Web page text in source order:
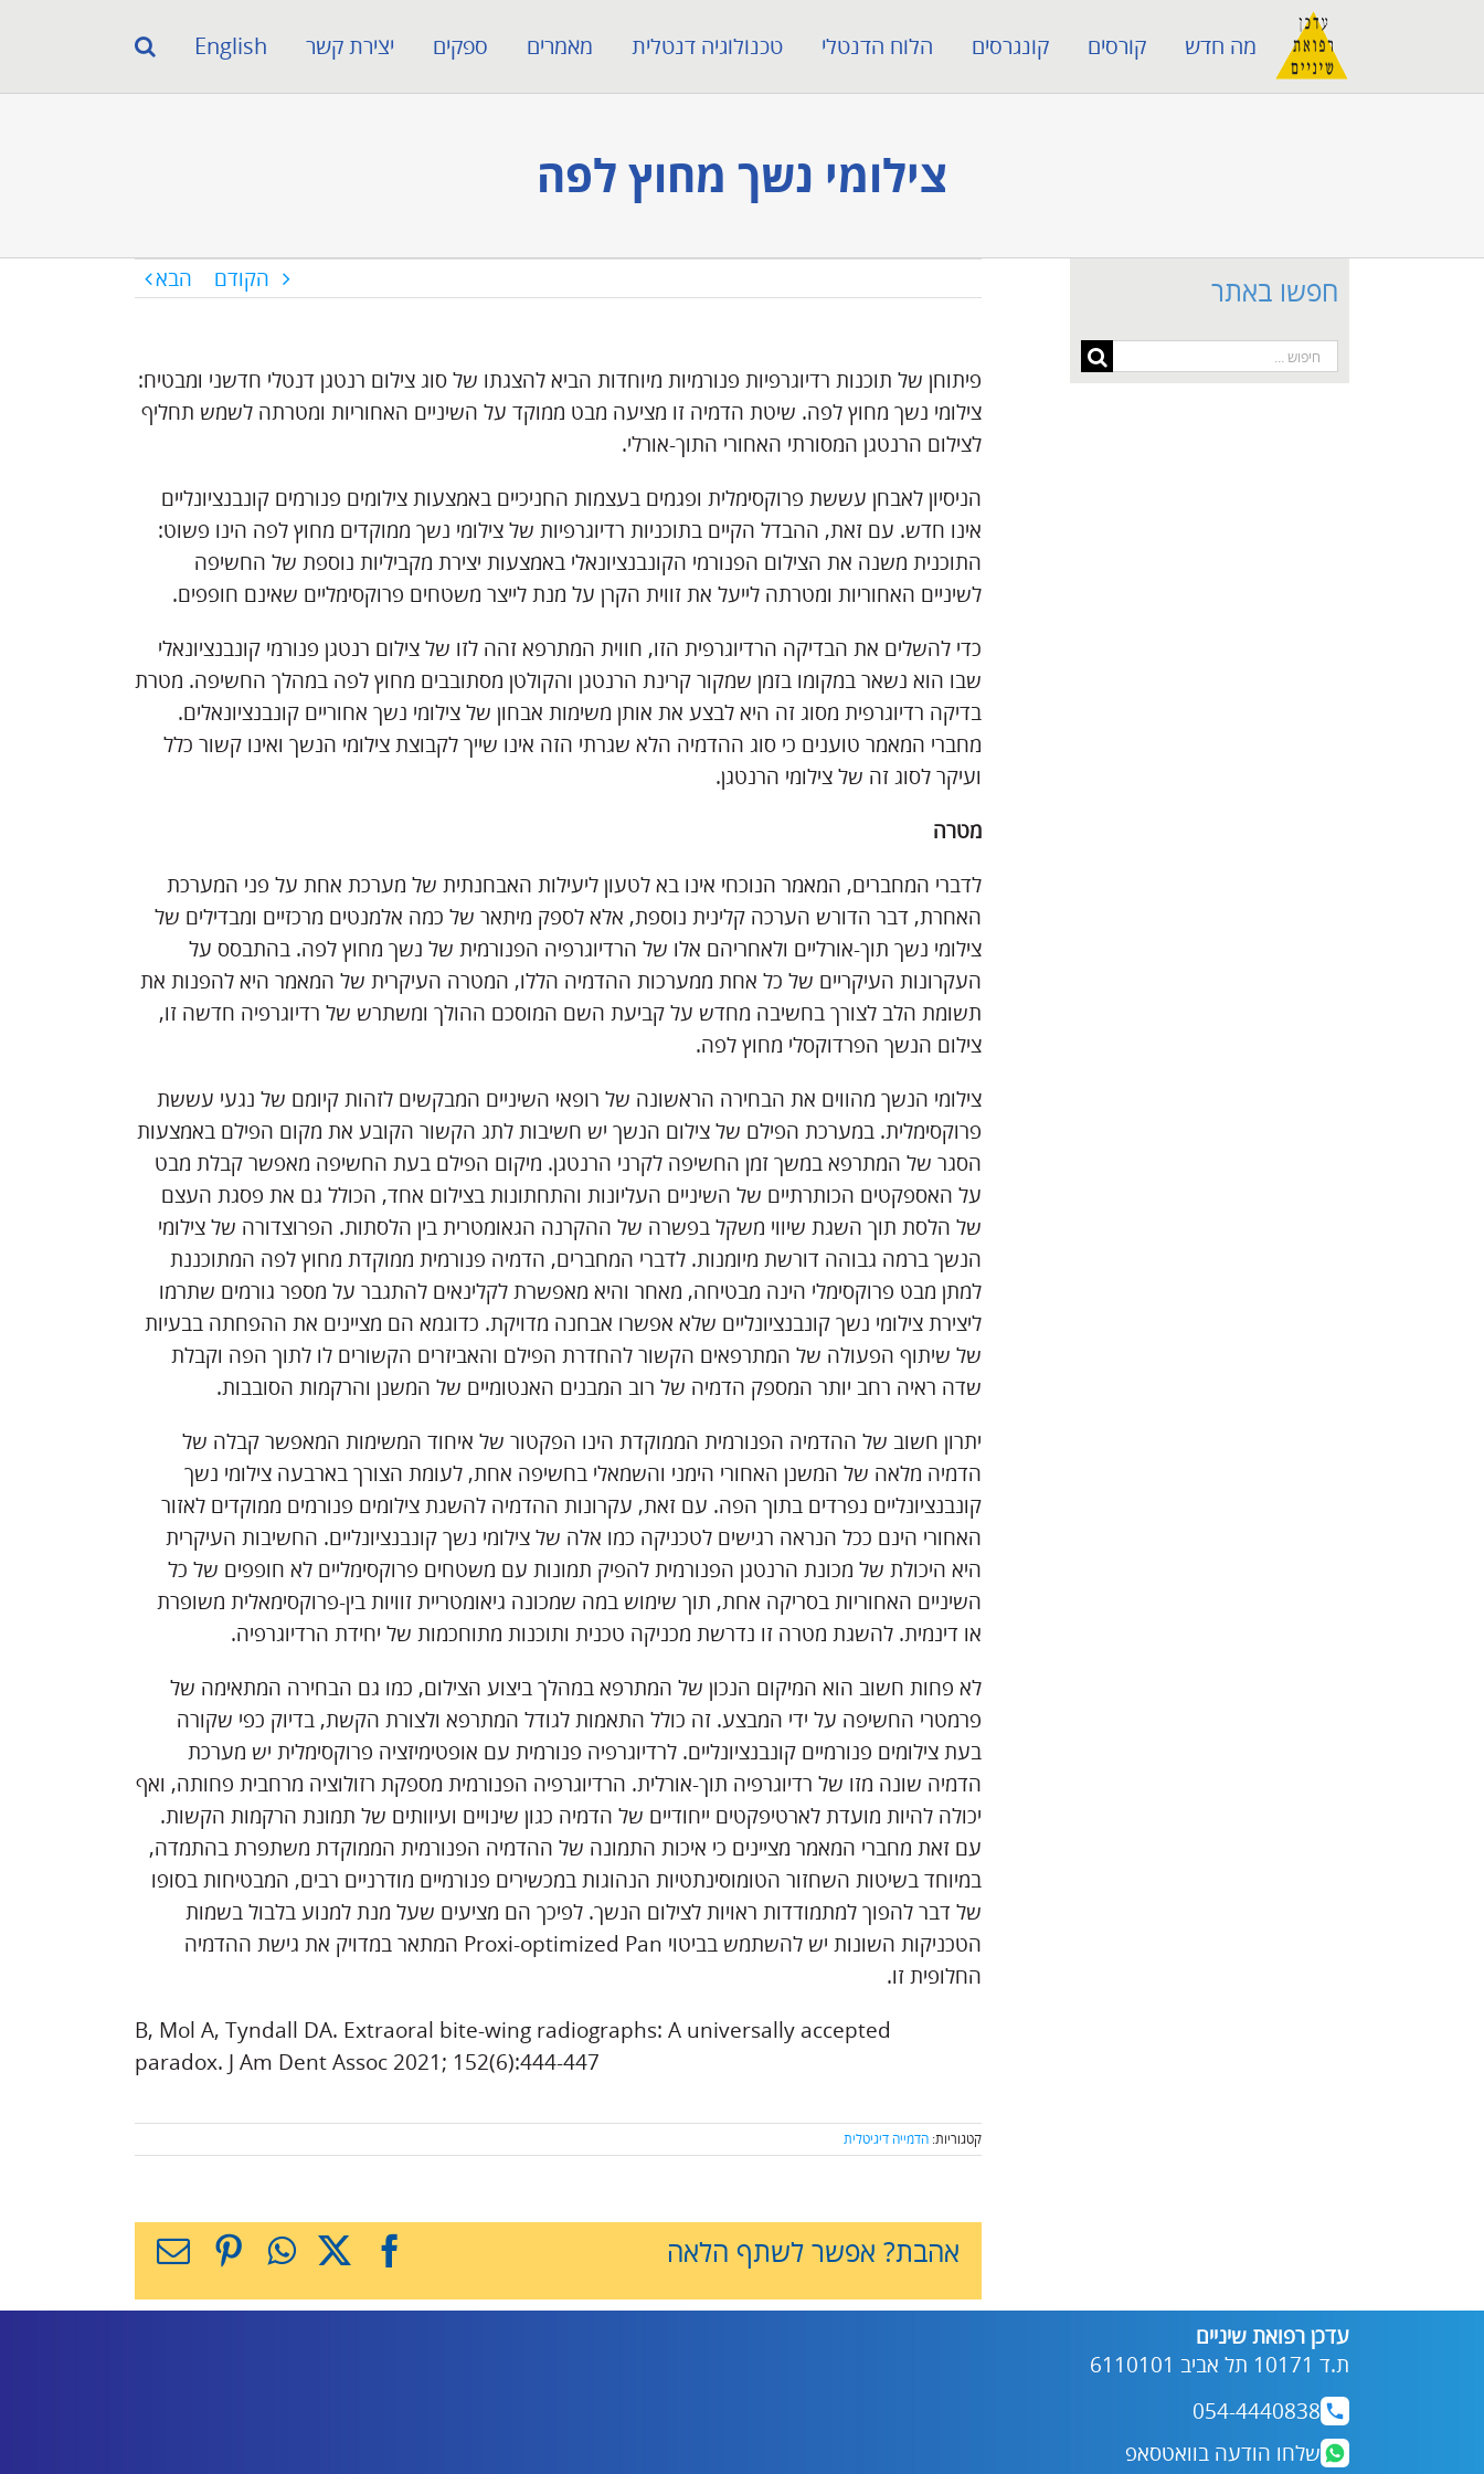
מה חדש קורסים קונגרסים הלוח הדנטלי טכנולוגיה דנטלית מאמרים ספקים יצירת קשר English
צילומי נשך מחוץ לפה
הקודם הבא
פיתוחן של תוכנות רדיוגרפיות פנורמיות מיוחדות הביא להצגתו של סוג צילום רנטגן דנטלי חדשני ומבטיח:
צילומי נשך מחוץ לפה. שיטת הדמיה זו מציעה מבט ממוקד על השיניים האחוריות ומטרתה לשמש תחליף
לצילום הרנטגן המסורתי האחורי התוך-אורלי.
הניסיון לאבחן עששת פרוקסימלית ופגמים בעצמות החניכיים באמצעות צילומים פנורמים קונבנציונליים
אינו חדש. עם זאת, ההבדל הקיים בתוכניות רדיוגרפיות של צילומי נשך ממוקדים מחוץ לפה הינו פשוט:
התוכנית משנה את הצילום הפנורמי הקונבנציונאלי באמצעות יצירת מקביליות נוספת של החשיפה
לשיניים האחוריות ומטרתה לייעל את זווית הקרן על מנת לייצר משטחים פרוקסימליים שאינם חופפים.
כדי להשלים את הבדיקה הרדיוגרפית הזו, חווית המתרפא זהה לזו של צילום רנטגן פנורמי קונבנציונאלי
שבו הוא נשאר במקומו בזמן שמקור קרינת הרנטגן והקולטן מסתובבים מחוץ לפה במהלך החשיפה. מטרת
בדיקה רדיוגרפית מסוג זה היא לבצע את אותן משימות אבחון של צילומי נשך אחוריים קונבנציונאלים.
מחברי המאמר טוענים כי סוג ההדמיה הלא שגרתי הזה אינו שייך לקבוצת צילומי הנשך ואינו קשור כלל
ועיקר לסוג זה של צילומי הרנטגן.
מטרה
לדברי המחברים, המאמר הנוכחי אינו בא לטעון ליעילות האבחנתית של מערכת אחת על פני המערכת
האחרת, דבר הדורש הערכה קלינית נוספת, אלא לספק מיתאר של כמה אלמנטים מרכזיים ומבדילים של
צילומי נשך תוך-אורליים ולאחריהם אלו של הרדיוגרפיה הפנורמית של נשך מחוץ לפה. בהתבסס על
העקרונות העיקריים של כל אחת ממערכות ההדמיה הללו, המטרה העיקרית של המאמר היא להפנות את
תשומת הלב לצורך בחשיבה מחדש על קביעת השם המוסכם ההולך ומשתרש של רדיוגרפיה חדשה זו,
צילום הנשך הפרדוקסלי מחוץ לפה.
צילומי הנשך מהווים את הבחירה הראשונה של רופאי השיניים המבקשים לזהות קיומם של נגעי עששת
פרוקסימלית. במערכת הפילם של צילום הנשך יש חשיבות לתג הקשור הקובע את מקום הפילם באמצעות
הסגר של המתרפא במשך זמן החשיפה לקרני הרנטגן. מיקום הפילם בעת החשיפה מאפשר קבלת מבט
על האספקטים הכותרתיים של השיניים העליונות והתחתונות בצילום אחד, הכולל גם את פסגת העצם
של הלסת תוך השגת שיווי משקל בפשרה של ההקרנה הגאומטרית בין הלסתות. הפרוצדורה של צילומי
הנשך ברמה גבוהה דורשת מיומנות. לדברי המחברים, הדמיה פנורמית ממוקדת מחוץ לפה המתוכננת
למתן מבט פרוקסימלי הינה מבטיחה, מאחר והיא מאפשרת לקלינאים להתגבר על מספר גורמים שתרמו
ליצירת צילומי נשך קונבנציונליים שלא אפשרו אבחנה מדויקת. כדוגמא הם מציינים את ההפחתה בבעיות
של שיתוף הפעולה של המתרפאים הקשור להחדרת הפילם והאביזרים הקשורים לו לתוך הפה וקבלת
שדה ראיה רחב יותר המספק הדמיה של רוב המבנים האנטומיים של המשנן והרקמות הסובבות.
יתרון חשוב של ההדמיה הפנורמית הממוקדת הינו הפקטור של איחוד המשימות המאפשר קבלה של
הדמיה מלאה של המשנן האחורי הימני והשמאלי בחשיפה אחת, לעומת הצורך בארבעה צילומי נשך
קונבנציונליים נפרדים בתוך הפה. עם זאת, עקרונות ההדמיה להשגת צילומים פנורמים ממוקדים לאזור
האחורי הינם ככל הנראה רגישים לטכניקה כמו אלה של צילומי נשך קונבנציונליים. החשיבות העיקרית
היא היכולת של מכונת הרנטגן הפנורמית להפיק תמונות עם משטחים פרוקסימליים לא חופפים של כל
השיניים האחוריות בסריקה אחת, תוך שימוש במה שמכונה גיאומטריית זוויות בין-פרוקסימאלית משופרת
או דינמית. להשגת מטרה זו נדרשת מכניקה טכנית ותוכנות מתוחכמות של יחידת הרדיוגרפיה.
לא פחות חשוב הוא המיקום הנכון של המתרפא במהלך ביצוע הצילום, כמו גם הבחירה המתאימה של
פרמטרי החשיפה על ידי המבצע. זה כולל התאמות לגודל המתרפא ולצורת הקשת, בדיוק כפי שקורה
בעת צילומים פנורמיים קונבנציונליים. לרדיוגרפיה פנורמית עם אופטימיזציה פרוקסימלית יש מערכת
הדמיה שונה מזו של רדיוגרפיה תוך-אורלית. הרדיוגרפיה הפנורמית מספקת רזולוציה מרחבית פחותה, ואף
יכולה להיות מועדת לארטיפקטים ייחודיים של הדמיה כגון שינויים ועיוותים של תמונת הרקמות הקשות.
עם זאת מחברי המאמר מציינים כי איכות התמונה של ההדמיה הפנורמית הממוקדת משתפרת בהתמדה,
במיוחד בשיטות השחזור הטומוסינתטיות הנהוגות במכשירים פנורמיים מודרניים רבים, המבטיחות בסופו
של דבר להפוך למתמודדות ראויות לצילום הנשך. לפיכך הם מציעים שעל מנת למנוע בלבול בשמות
הטכניקות השונות יש להשתמש בביטוי Proxi-optimized Pan המתאר במדויק את גישת ההדמיה
החלופית זו.
B, Mol A, Tyndall DA. Extraoral bite-wing radiographs: A universally accepted
paradox. J Am Dent Assoc 2021; 152(6):444-447
קטגוריות: הדמייה דיגיטלית
אהבת? אפשר לשתף הלאה Facebook
X
WhatsApp
Pinterest
כתובת
אלקטרוני
חפשו באתר
חיפוש...
עדכן רפואת שיניים
ת.ד 10171 תל אביב 6110101
054-4440838
שלחו הודעה בוואטסאפ